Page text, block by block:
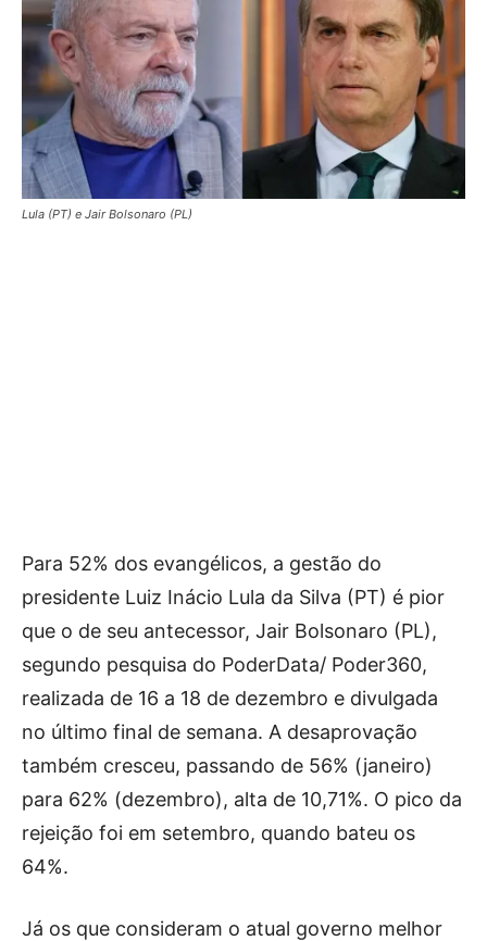
Lula (PT) e Jair Bolsonaro (PL)
Para 52% dos evangélicos, a gestão do
presidente Luiz Inácio Lula da Silva (PT) é pior
que o de seu antecessor, Jair Bolsonaro (PL),
segundo pesquisa do PoderData/ Poder360,
realizada de 16 a 18 de dezembro e divulgada
no último final de semana. A desaprovação
também cresceu, passando de 56% (janeiro)
para 62% (dezembro), alta de 10,71%. O pico da
rejeição foi em setembro, quando bateu os
64%.
Já os que consideram o atual governo melhor